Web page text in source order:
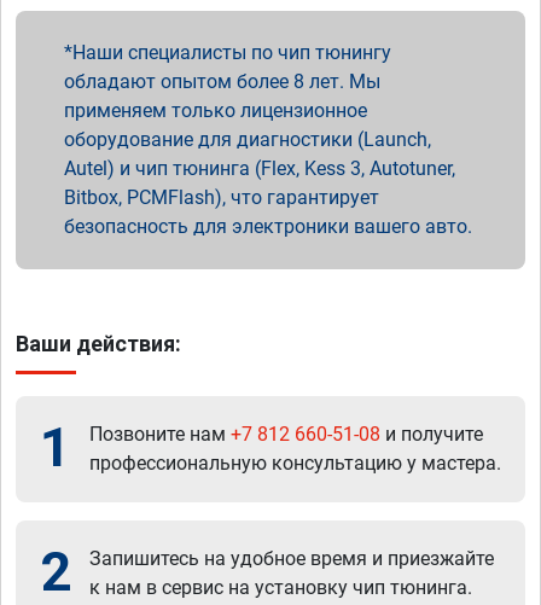
Наши специалисты по чип тюнингу
обладают опытом более 8 лет. Мы
применяем только лицензионное
оборудование для диагностики (Launch,
Autel) и чип тюнинга (Flex, Kess 3, Autotuner,
Bitbox, PCMFlash), что гарантирует
безопасность для электроники вашего авто.
Ваши действия:
1 Позвоните нам +7 812 660-51-08 и получите
профессиональную консультацию у мастера.
2
Запишитесь на удобное время и приезжайте
к нам в сервис на установку чип тюнинга.